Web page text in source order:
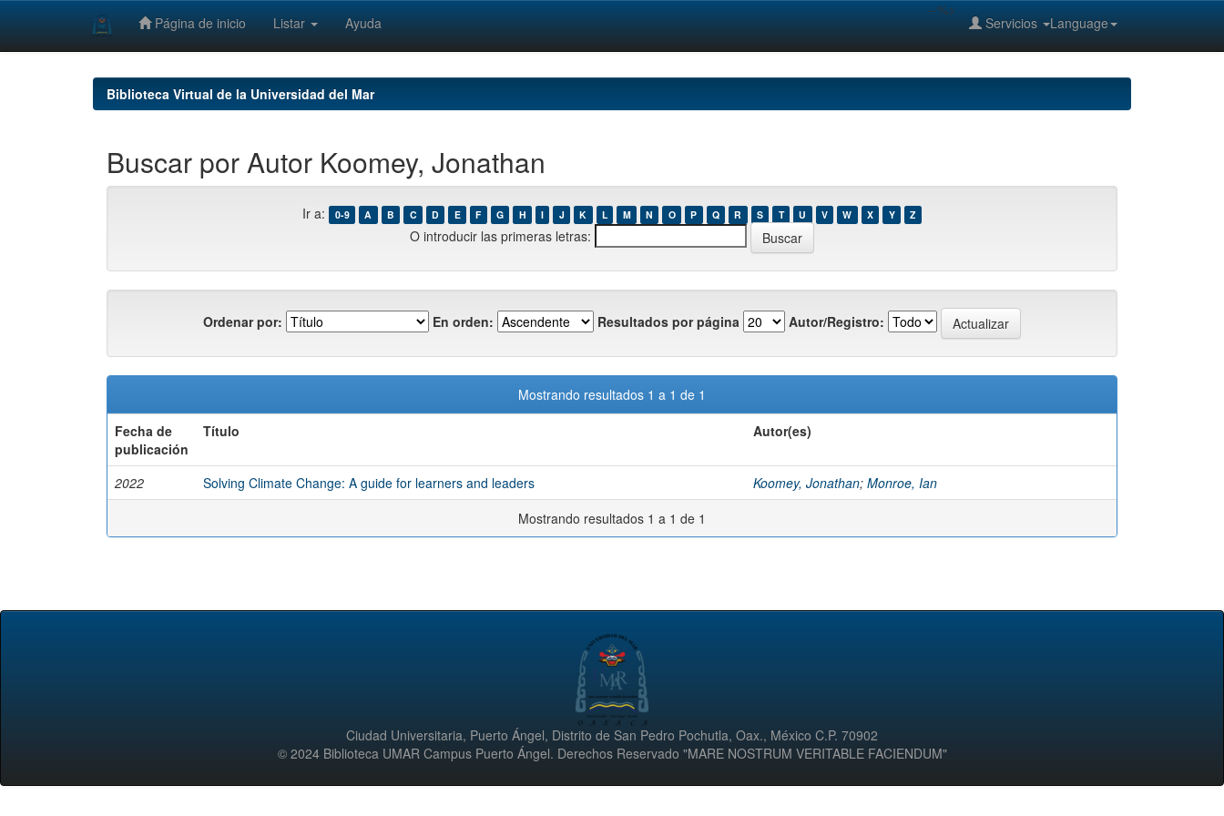
Página de inicio Listar Ayuda Language
Servicios
--%>
Biblioteca Virtual de la Universidad del Mar
Buscar por Autor Koomey, Jonathan
Ir a: 0-9 A B C D E F G H I J K L M N O P Q R S T U V W X Y Z
O introducir las primeras letras:
Ordenar por: En orden: Resultados por página Autor/Registro:
Mostrando resultados 1 a 1 de 1
Fecha de
publicación
Título Autor(es)
2022 Solving Climate Change: A guide for learners and leaders Koomey, Jonathan; Monroe, Ian
Mostrando resultados 1 a 1 de 1
Ciudad Universitaria, Puerto Ángel, Distrito de San Pedro Pochutla, Oax., México C.P. 70902
© 2024 Biblioteca UMAR Campus Puerto Ángel. Derechos Reservado "MARE NOSTRUM VERITABLE FACIENDUM"